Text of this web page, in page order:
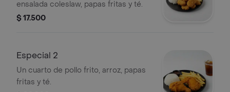
ensalada coleslaw, papas fritas y té.
$ 17.500
Especial 2
Un cuarto de pollo frito, arroz, papas
fritas y té.